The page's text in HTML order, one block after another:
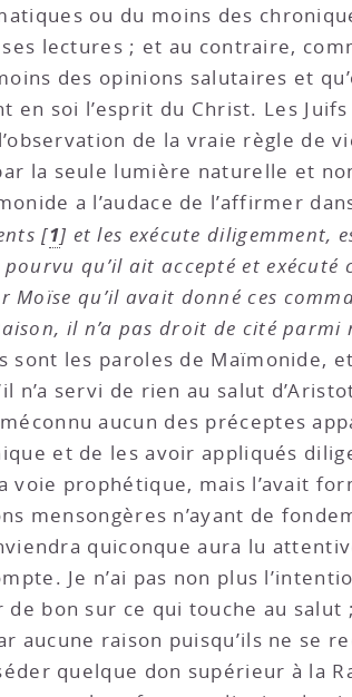
ou du moins des
lectures ; et au contraire,
des opinions salutaires et
en soi l’esprit du Christ. Les
de la vraie règle de
la seule lumière naturelle et
a l’audace de l’affirmer
[1] et les exécute diligemment,
qu’il ait accepté et exécuté
qu’il avait donné ces
il n’a pas droit de cité parmi
sont les paroles de Maïmonide,
n’a servi de rien au salut
aucun des préceptes
et de les avoir appliqués
prophétique, mais l’avait
mensongères n’ayant de
quiconque aura lu
Je n’ai pas non plus
bon sur ce qui touche au
aucune raison puisqu’ils ne se
quelque don supérieur à la